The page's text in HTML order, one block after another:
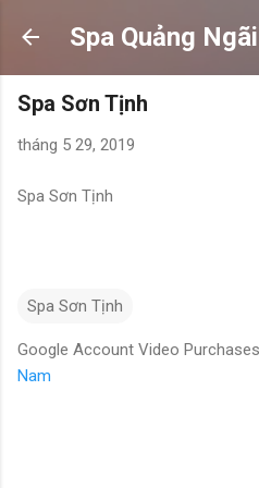
Chuyển đến nội
Spa Quảng Ngãi
Spa Sơn Tịnh
tháng 5 29, 2019
Spa Sơn Tịnh
Spa Sơn Tịnh
Google Account Video Purchases
Nam